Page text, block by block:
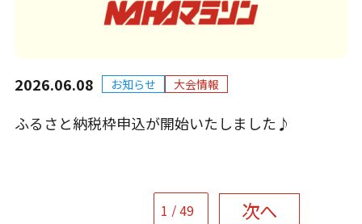
2026.06.08 お知らせ 大会情報
ふるさと納税枠申込が開始いたしました♪
次へ